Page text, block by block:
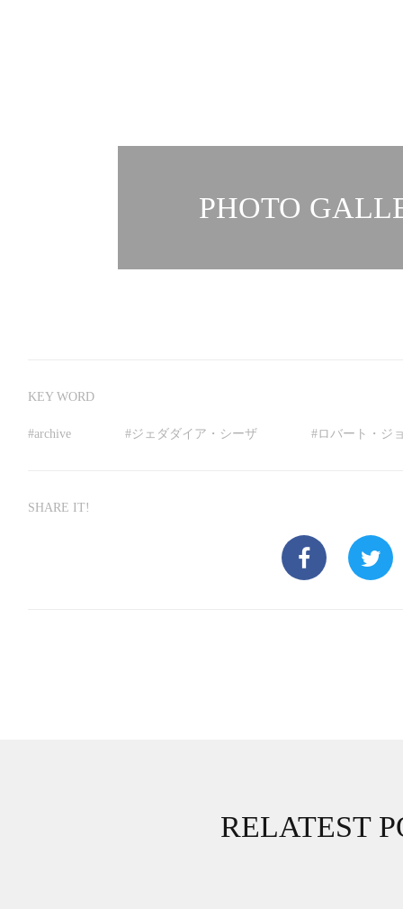
PHOTO
KEY WORD
#archive #ジェダダイア・シーザ #ロバート・ジ
SHARE IT!
RELATEST